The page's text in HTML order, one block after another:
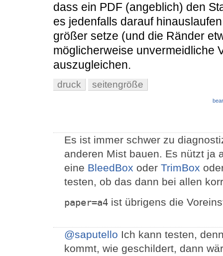
dass ein PDF (angeblich) den
es jedenfalls darauf
größer setze (und die Ränder
möglicherweise unvermeidliche
auszugleichen.
druck seitengröße
Es ist immer schwer zu
anderen Mist bauen. Es nützt ja
eine BleedBox oder TrimBox
testen, ob das dann bei allen
paper=a4 ist übrigens die
@saputello Ich kann testen,
kommt, wie geschildert, dann